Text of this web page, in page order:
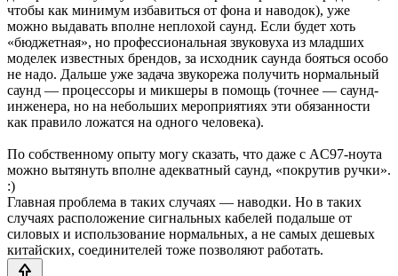
чтобы как минимум избавиться от фона и наводок), уже
можно выдавать вполне неплохой саунд. Если будет хоть
«бюджетная», но профессиональная звуковуха из младших
моделек известных брендов, за исходник саунда бояться особо
не надо. Дальше уже задача звукорежа получить нормальный
саунд — процессоры и микшеры в помощь (точнее — саунд-
инженера, но на небольших мероприятиях эти обязанности
как правило ложатся на одного человека).
По собственному опыту могу сказать, что даже с AC97-ноута
можно вытянуть вполне адекватный саунд, «покрутив ручки».
:)
Главная проблема в таких случаях — наводки. Но в таких
случаях расположение сигнальных кабелей подальше от
силовых и использование нормальных, а не самых дешевых
китайских, соединителей тоже позволяют работать.